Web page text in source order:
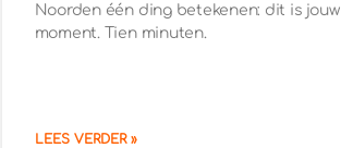
Noorden één ding betekenen: dit is jouw
moment. Tien minuten.
LEES VERDER »